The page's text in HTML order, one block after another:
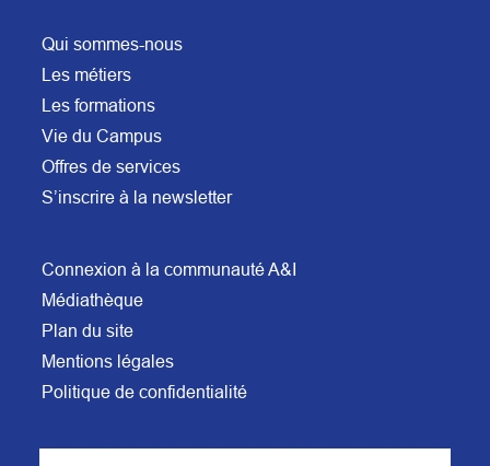
Qui sommes-nous
Les métiers
Les formations
Vie du Campus
Offres de services
S’inscrire à la newsletter
Connexion à la communauté A&I
Médiathèque
Plan du site
Mentions légales
Politique de confidentialité